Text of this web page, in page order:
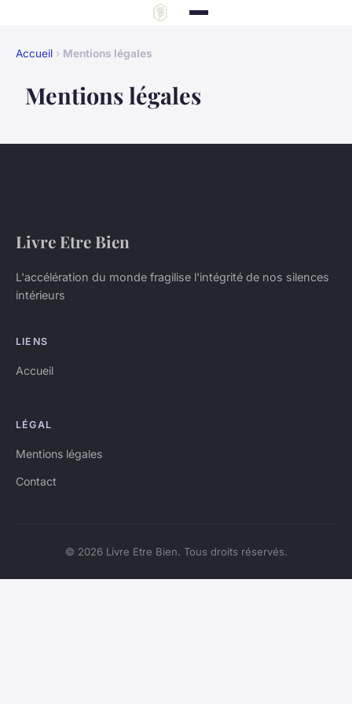
Accueil › Mentions légales
Mentions légales
Livre Etre Bien
L'accélération du monde fragilise l'intégrité de nos silences
intérieurs
LIENS
Accueil
LÉGAL
Mentions légales
Contact
© 2026 Livre Etre Bien. Tous droits réservés.